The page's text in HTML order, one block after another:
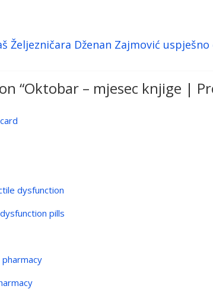
Željezničara Dženan Zajmović
“Oktobar – mjesec knjige |
dysfunction
pills
pharmacy